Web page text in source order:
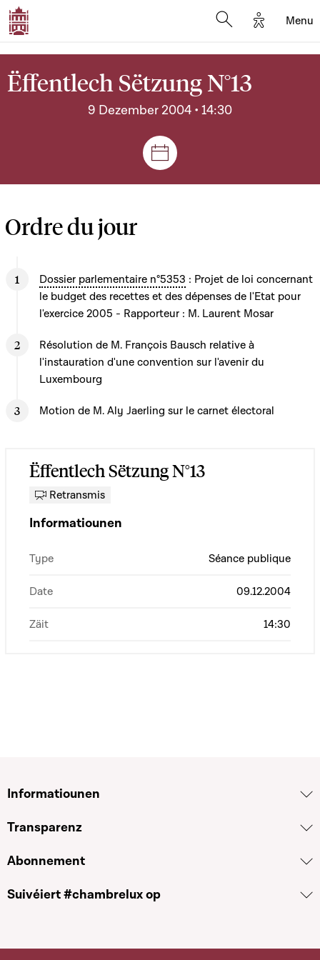
Options
Menu
Ëffentlech Sëtzung N°13
9 Dezember 2004 • 14:30
Sëtzungen a Reuniounen
Ordre du jour
Dossier parlementaire n°5353 : Projet de loi concernant
le budget des recettes et des dépenses de l'Etat pour
l'exercice 2005 - Rapporteur : M. Laurent Mosar
Résolution de M. François Bausch relative à
l'instauration d'une convention sur l'avenir du
Luxembourg
Motion de M. Aly Jaerling sur le carnet électoral
Ëffentlech Sëtzung N°13
Retransmis
Informatiounen
Type Séance publique
Date 09.12.2004
Zäit 14:30
Informatiounen
Transparenz
Abonnement
Suivéiert #chambrelux op